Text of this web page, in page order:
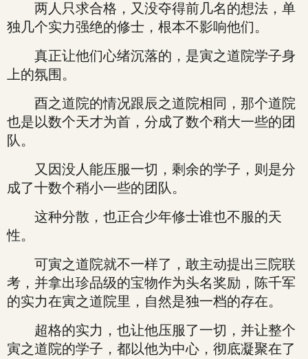
两人只求合格，又没夺得前几名的想法，单
独几个实力强绝的修士，根本不影响他们。
真正让他们心绪沉落的，是寅之道院学子身
上的氛围。
酉之道院的情况跟辰之道院相同，那个道院
也是以数个天才为首，分成了数个稍大一些的团
队。
又因没人能压服一切，剩余的学子，则是分
成了十数个稍小一些的团队。
这种分散，也正合少年修士谁也不服的天
性。
可寅之道院就不一样了，敢主动提出三院联
考，并拿出珍品级的宝物作为头名奖励，陈千军
的实力在寅之道院里，自然是独一档的存在。
超格的实力，也让他压服了一切，并让整个
寅之道院的学子，都以他为中心，彻底凝聚在了